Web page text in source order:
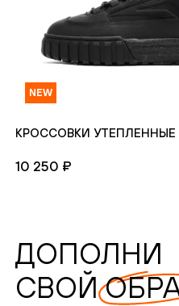
NEW
КРОССОВКИ УТЕПЛЕННЫЕ
10 250 ₽
ДОПОЛНИ
СВОЙ